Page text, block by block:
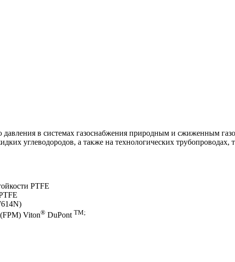
в системах газоснабжения природным и сжиженным
углеводородов, а также на технологических
PTFE
Viton® DuPont TM;